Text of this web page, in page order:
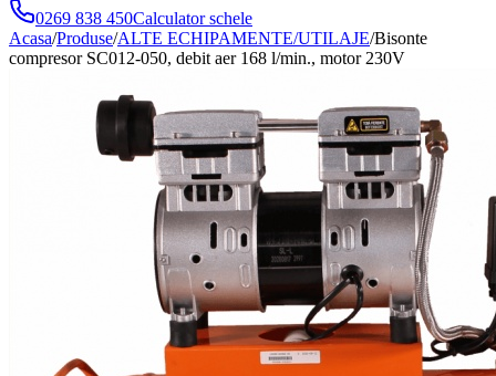
0269 838 450Calculator schele
Acasa/Produse/ALTE ECHIPAMENTE/UTILAJE/Bisonte
compresor SC012-050, debit aer 168 l/min., motor 230V